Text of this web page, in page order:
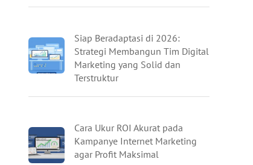
Siap Beradaptasi di 2026:
Strategi Membangun Tim Digital
Marketing yang Solid dan
Terstruktur
Cara Ukur ROI Akurat pada
Kampanye Internet Marketing
agar Profit Maksimal